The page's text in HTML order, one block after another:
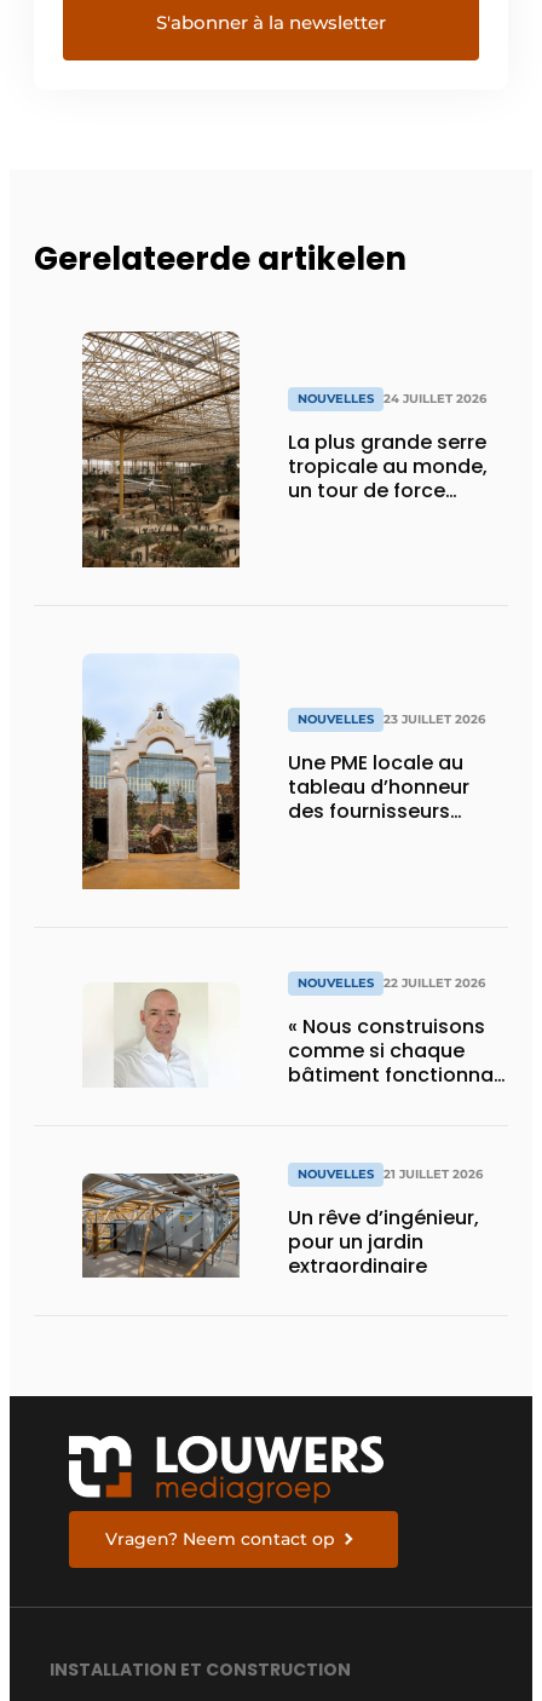
Gerelateerde artikelen
NOUVELLES 24 JUILLET 2026
La plus grande serre
tropicale au monde,
un tour de force
NOUVELLES 23 JUILLET 2026
Une PME locale au
tableau d’honneur
des fournisseurs
NOUVELLES 22 JUILLET 2026
« Nous construisons
comme si chaque
bâtiment fonctionnait
»NOUVELLES 21 JUILLET 2026
Un rêve d’ingénieur,
pour un jardin
extraordinaire
Vragen? Neem contact op
INSTALLATION ET CONSTRUCTION